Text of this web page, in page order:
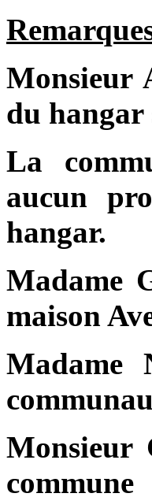
Monsieur
du hangar
La
aucun
hangar.
Madame
maison
Madame
Monsieur